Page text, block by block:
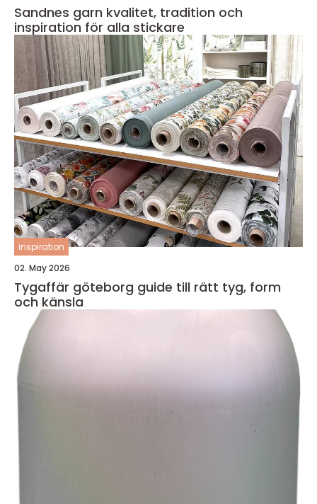
Sandnes garn kvalitet, tradition och
inspiration för alla stickare
inspiration
02. May 2026
Tygaffär göteborg guide till rätt tyg, form
och känsla